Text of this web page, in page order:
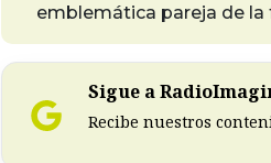
emblemática pareja de la
Sigue a
Recibe nuestros